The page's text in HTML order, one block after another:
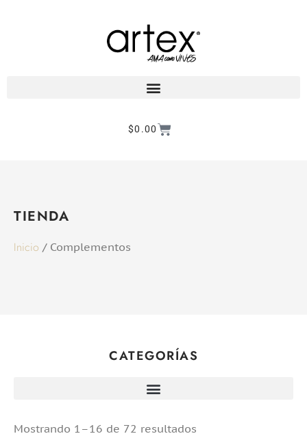
$0.00
TIENDA
Inicio / Complementos
Mostrando 1–16 de 72 resultados
CATEGORÍAS